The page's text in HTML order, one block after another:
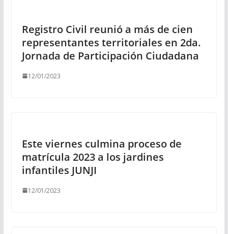
Registro Civil reunió a más de cien
representantes territoriales en 2da.
Jornada de Participación Ciudadana
12/01/2023
Este viernes culmina proceso de
matrícula 2023 a los jardines
infantiles JUNJI
12/01/2023